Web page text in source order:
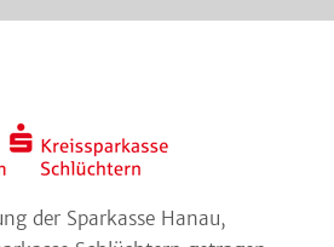
der Sparkasse Hanau,